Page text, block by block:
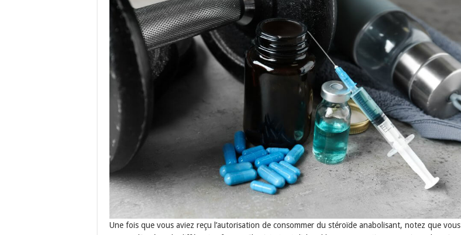
Une fois que vous aviez reçu l’autorisation de consommer du stéroïde anabolisant, notez que vous